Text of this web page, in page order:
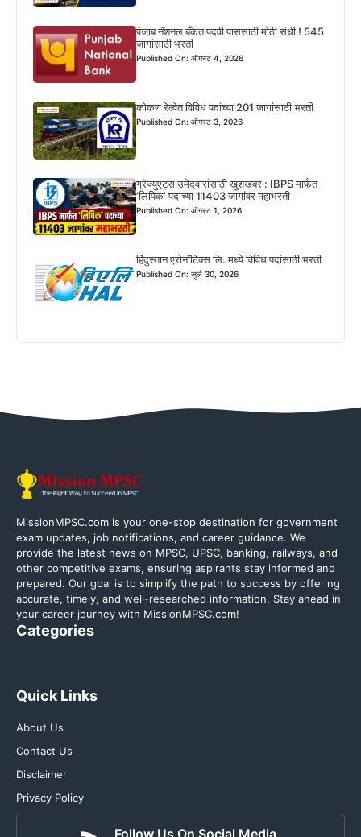
पंजाब नॅशनल बँकेत पदवी पाससाठी मोठी संधी ! 545
जागांसाठी भरती
Published On: ऑगस्ट 4, 2026
कोकण रेल्वेत विविध पदांच्या 201 जागांसाठी भरती
Published On: ऑगस्ट 3, 2026
ग्रॅज्युएट्स उमेदवारांसाठी खुशखबर : IBPS मार्फत
‘लिपिक’ पदाच्या 11403 जागांवर महाभरती
Published On: ऑगस्ट 1, 2026
हिंदुस्तान एरोनॉटिक्स लि. मध्ये विविध पदांसाठी भरती
Published On: जुलै 30, 2026
MissionMPSC.com is your one-stop destination for government
exam updates, job notifications, and career guidance. We
provide the latest news on MPSC, UPSC, banking, railways, and
other competitive exams, ensuring aspirants stay informed and
prepared. Our goal is to simplify the path to success by offering
accurate, timely, and well-researched information. Stay ahead in
your career journey with MissionMPSC.com!
Categories
Quick Links
About Us
Contact Us
Disclaimer
Privacy Policy